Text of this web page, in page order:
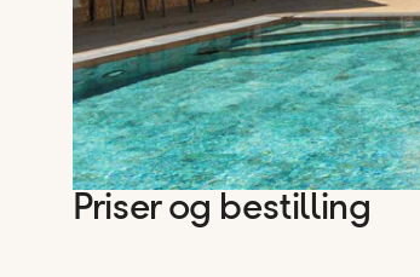
Priser og bestilling